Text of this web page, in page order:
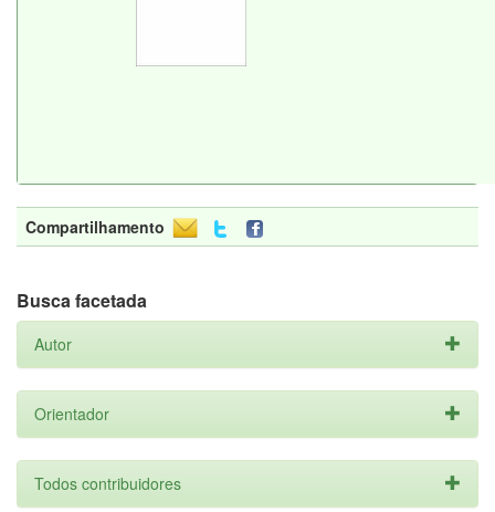
Compartilhamento
Busca facetada
Autor
Orientador
Todos contribuidores